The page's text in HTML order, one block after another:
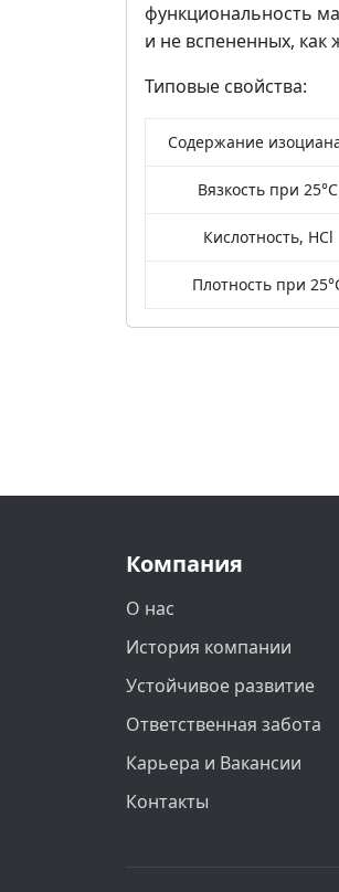
функциональность
и не вспененных, как
Типовые свойства:
Содержание
Вязкость при 25°С
Кислотность, HCl
Плотность при
Компания
О нас
История компании
Устойчивое развитие
Ответственная забота
Карьера и Вакансии
Контакты